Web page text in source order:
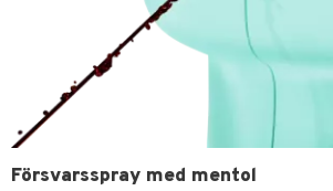
Försvarsspray med mentol